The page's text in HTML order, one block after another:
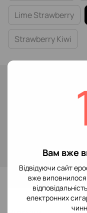
Вам вже
Відвідуючи сайт
вже виповнилося
електронних
Lime Strawberry
Strawberry Kiwi
Увійтидля